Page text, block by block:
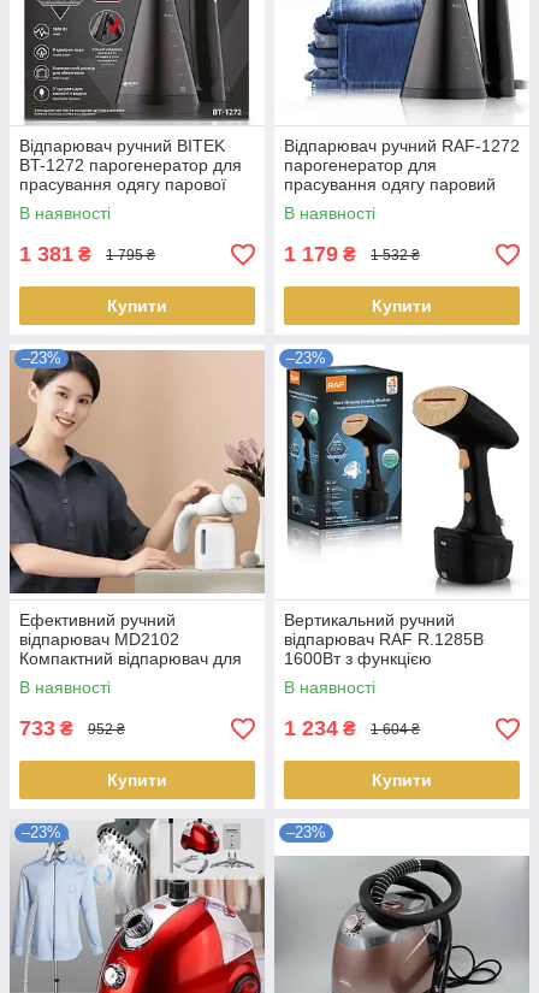
Відпарювач ручний BITEK
BT-1272 парогенератор для
прасування одягу парової
праски потужністю 1600W
LS-012268
В наявності
1 381 ₴ 1 795 ₴
Купити
Відпарювач ручний RAF-1272
парогенератор для
прасування одягу паровий
праска потужністю 1600W
LS-012009
В наявності
1 179 ₴ 1 532 ₴
Купити
–23%
Ефективний ручний
відпарювач MD2102
Компактний відпарювач для
одягу LS-012597
В наявності
733 ₴ 952 ₴
Купити
–23%
Вертикальний ручний
відпарювач RAF R.1285B
1600Вт з функцією
дезінфекції NEW Доставка
В наявності
1 234 ₴ 1 604 ₴
Купити
–23% –23%